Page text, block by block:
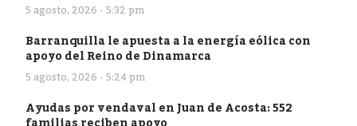
5 agosto, 2026 - 5:32 pm
Barranquilla le apuesta a la energía eólica con
apoyo del Reino de Dinamarca
5 agosto, 2026 - 5:24 pm
Ayudas por vendaval en Juan de Acosta: 552